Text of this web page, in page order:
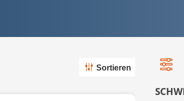
Sortieren